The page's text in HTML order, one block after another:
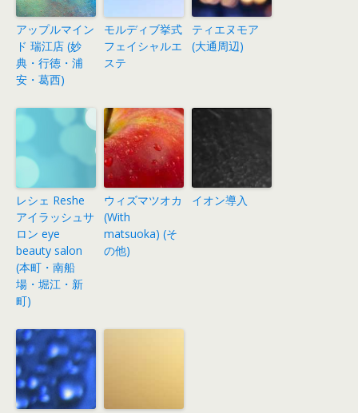
アップルマイン
ド 瑞江店 (妙
典・行徳・浦
安・葛西)
モルディブ挙式
フェイシャルエ
ステ
ティエヌモア
(大通周辺)
レシェ Reshe
アイラッシュサ
ロン eye
beauty salon
(本町・南船
場・堀江・新
町)
ウィズマツオカ
(With
matsuoka) (そ
の他)
イオン導入